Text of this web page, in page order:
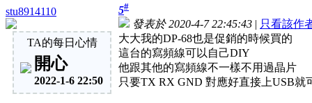
stu8914110
TA的每日心情
開心
2022-1-6 22:50
5#
發表於 2020-4-7 22:45:43 | 只看該作
大大我的DP-68也是促銷的時候買的
這台的寫頻線可以自己DIY
他跟其他的寫頻線不一樣不用過晶片
只要TX RX GND 對應好直接上USB就